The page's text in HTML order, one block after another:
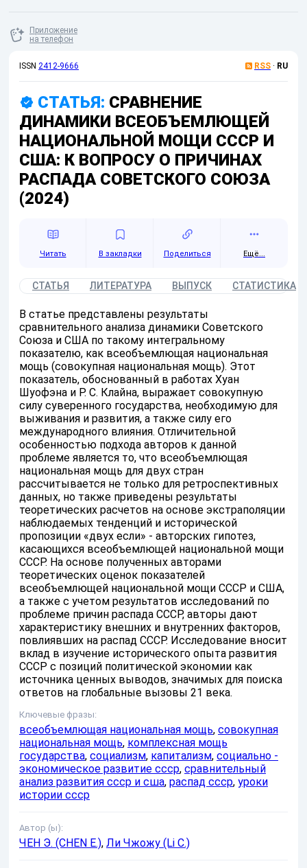
Приложение
на телефон
ISSN 2412-9666 RSS · RU
СТАТЬЯ: СРАВНЕНИЕ
ДИНАМИКИ ВСЕОБЪЕМЛЮЩЕЙ
НАЦИОНАЛЬНОЙ МОЩИ СССР И
США: К ВОПРОСУ О ПРИЧИНАХ
РАСПАДА СОВЕТСКОГО СОЮЗА
(2024)
Читать Поделиться Ещё...
СТАТЬЯ ЛИТЕРАТУРА ВЫПУСК СТАТИСТИКА
В статье представлены результаты
сравнительного анализа динамики Советского
Союза и США по такому интегральному
показателю, как всеобъемлющая национальная
мощь (совокупная национальная мощь). Этот
показатель, обоснованный в работах Хуан
Шуофэна и Р. С. Клайна, выражает совокупную
силу суверенного государства, необходимую для
выживания и развития, а также силу его
международного влияния. Отличительной
особенностью подхода авторов к данной
проблеме является то, что всеобъемлющая
национальная мощь для двух стран
рассчитывается не только для ретроспективных
данных, но также приведены результаты
теоретических расчетов на основе экстраполяции
наблюдаемых тенденций и исторической
пропозиции «двух если» - авторских гипотез,
касающихся всеобъемлющей национальной мощи
СССР. На основе полученных авторами
теоретических оценок показателей
всеобъемлющей национальной мощи СССР и США,
а также с учетом результатов исследований по
проблеме причин распада СССР, авторы дают
характеристику внешних и внутренних факторов,
повлиявших на распад СССР. Исследование вносит
вклад в изучение исторического опыта развития
СССР с позиций политической экономии как
источника ценных выводов, значимых для поиска
ответов на глобальные вызовы 21 века.
Ключевые фразы:
всеобъемлющая национальная мощь, совокупная
национальная мощь, комплексная мощь
государства, социализм, капитализм, социально -
экономическое развитие ссср, сравнительный
анализ развития ссср и сша, распад ссср, уроки
истории ссср
Автор (ы):
ЧЕН Э. (CHEN E.), Ли Чжожу (Li C.)